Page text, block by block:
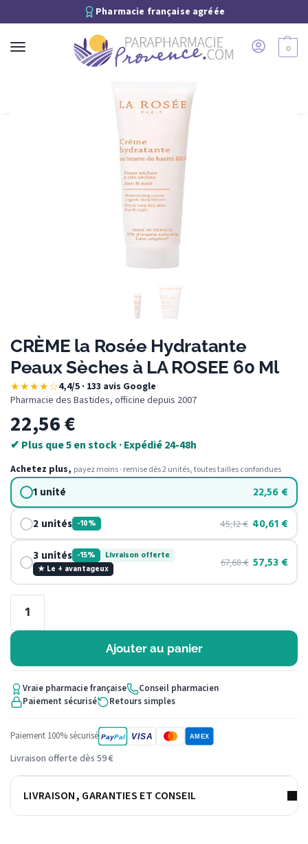
Pharmacie française agréée
0
CRÈME la Rosée Hydratante
Peaux Sèches à LA ROSEE 60 Ml
★★★★☆4,4/5 · 133 avis Google·
Pharmacie des Bastides, officine depuis 2007
22,56€
✔ Plus que 5 en stock · Expédié 24-48h
Achetez plus, payez moins · remise dès 2 unités, toutes tailles confondues
1 unité 22,56 €
2 unités -10% 45,12€ 40,61 €
3 unités -15%
Livraison offerte
★ Le + avantageux
67,68€ 57,53 €
Ajouter au panier
Vraie pharmacie française
Conseil pharmacien
Paiement sécurisé
Retours simples
Paiement 100% sécurisé PayPal VISA AMEX
Livraison offerte dès 59 €
LIVRAISON, GARANTIES ET CONSEIL